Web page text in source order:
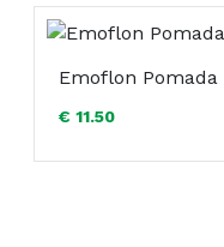
Emoflon Pomada
€ 11.50